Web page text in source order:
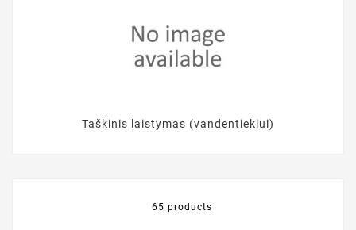
Taškinis laistymas (vandentiekiui)
65 products